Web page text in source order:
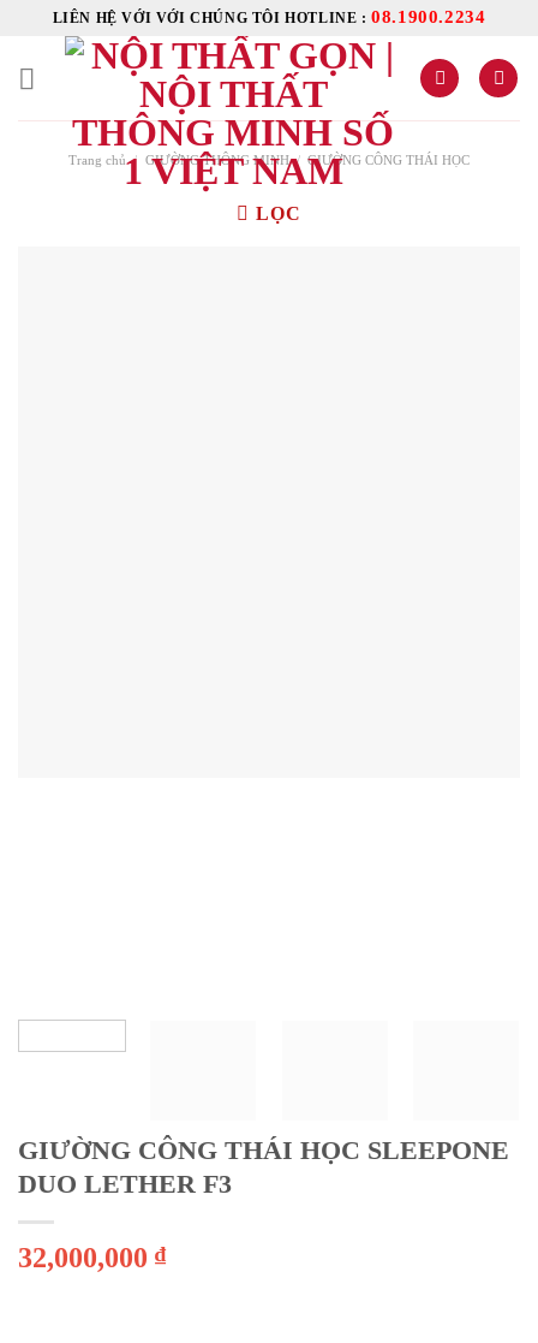
content
LIÊN HỆ VỚI VỚI CHÚNG TÔI HOTLINE :08.1900.2234
Trang chủ / GIƯỜNG THÔNG MINH / GIƯỜNG CÔNG THÁI HỌC
LỌC
GIƯỜNG CÔNG THÁI HỌC SLEEPONE
DUO LETHER F3
32,000,000 ₫